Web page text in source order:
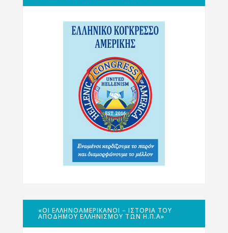
«ΟΙ ΕΛΛΗΝΟΑΜΕΡΙΚΑΝΟΊ – ΙΣΤΟΡΊΑ ΤΟΥ
ΑΠΌΔΗΜΟΥ ΕΛΛΗΝΙΣΜΟΎ ΤΩΝ Η.Π.Α»